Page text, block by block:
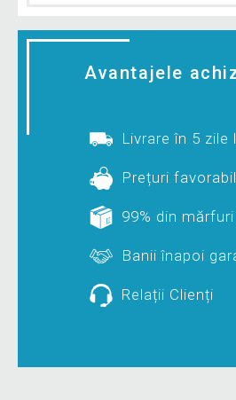
Avantajele
Livrare în 5 zile
Prețuri
99% din
Banii înapoi
Relații Clienți